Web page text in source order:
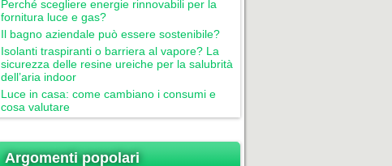
Perché scegliere energie rinnovabili per la
fornitura luce e gas?
Il bagno aziendale può essere sostenibile?
Isolanti traspiranti o barriera al vapore? La
sicurezza delle resine ureiche per la salubrità
dell’aria indoor
Luce in casa: come cambiano i consumi e
cosa valutare
Argomenti popolari